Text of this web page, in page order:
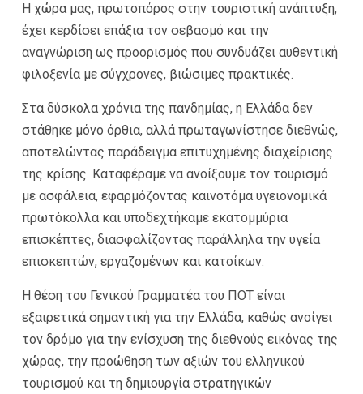
Η χώρα μας, πρωτοπόρος στην τουριστική ανάπτυξη,
έχει κερδίσει επάξια τον σεβασμό και την
αναγνώριση ως προορισμός που συνδυάζει αυθεντική
φιλοξενία με σύγχρονες, βιώσιμες πρακτικές.
Στα δύσκολα χρόνια της πανδημίας, η Ελλάδα δεν
στάθηκε μόνο όρθια, αλλά πρωταγωνίστησε διεθνώς,
αποτελώντας παράδειγμα επιτυχημένης διαχείρισης
της κρίσης. Καταφέραμε να ανοίξουμε τον τουρισμό
με ασφάλεια, εφαρμόζοντας καινοτόμα υγειονομικά
πρωτόκολλα και υποδεχτήκαμε εκατομμύρια
επισκέπτες, διασφαλίζοντας παράλληλα την υγεία
επισκεπτών, εργαζομένων και κατοίκων.
Η θέση του Γενικού Γραμματέα του ΠΟΤ είναι
εξαιρετικά σημαντική για την Ελλάδα, καθώς ανοίγει
τον δρόμο για την ενίσχυση της διεθνούς εικόνας της
χώρας, την προώθηση των αξιών του ελληνικού
τουρισμού και τη δημιουργία στρατηγικών